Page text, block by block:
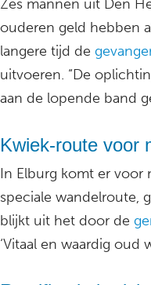
Zes mannen uit Den
ouderen geld hebben
langere tijd de
uitvoeren. “De
aan de lopende band
Kwiek-route voor
In Elburg komt er voor
speciale wandelroute,
blijkt uit het door de
‘Vitaal en waardig oud